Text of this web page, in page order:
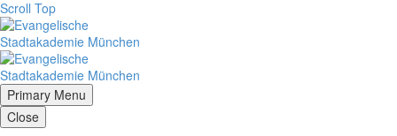
Scroll Top
Primary Menu
Close